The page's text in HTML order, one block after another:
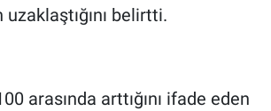
belirtti.
arasında arttığını ifade eden